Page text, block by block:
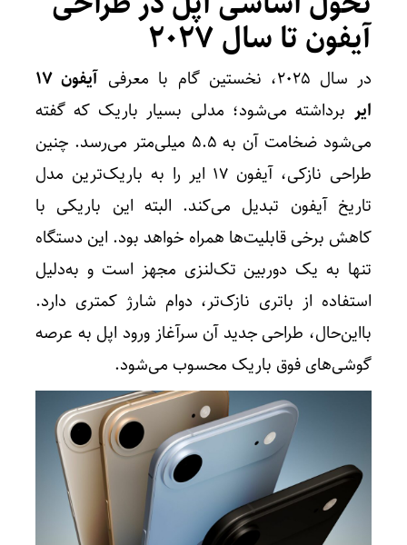
آیفون تا سال ۲۰۲۷
در سال ۲۰۲۵، نخستین گام با معرفی
آیفون ۱۷
ایر برداشته می‌شود؛ مدلی بسیار باریک که گفته
می‌شود ضخامت آن به ۵.۵ میلی‌متر می‌رسد. چنین
طراحی نازکی، آیفون ۱۷ ایر را به باریک‌ترین مدل
تاریخ آیفون تبدیل می‌کند. البته این باریکی با
کاهش برخی قابلیت‌ها همراه خواهد بود. این دستگاه
تنها به یک دوربین تک‌لنزی مجهز است و به‌دلیل
استفاده از باتری نازک‌تر، دوام شارژ کمتری دارد.
بااین‌حال، طراحی جدید آن سرآغاز ورود اپل به عرصه
گوشی‌های فوق باریک محسوب می‌شود.